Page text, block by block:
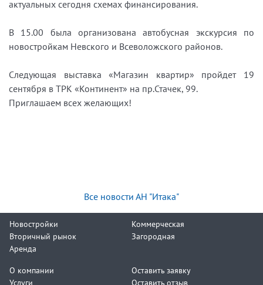
актуальных сегодня схемах финансирования.
В 15.00 была организована автобусная экскурсия по
новостройкам Невского и Всеволожского районов.
Следующая выставка «Магазин квартир» пройдет 19
сентября в ТРК «Континент» на пр.Стачек, 99.
Приглашаем всех желающих!
Все новости АН "Итака"
Новостройки
Вторичный рынок
Аренда
Коммерческая
Загородная
О компании
Услуги
Оставить заявку
Оставить отзыв